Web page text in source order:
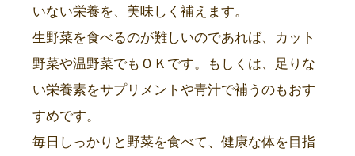
いない栄養を、美味しく補えます。
生野菜を食べるのが難しいのであれば、カット
野菜や温野菜でもＯＫです。もしくは、足りな
い栄養素をサプリメントや青汁で補うのもおす
すめです。
毎日しっかりと野菜を食べて、健康な体を目指